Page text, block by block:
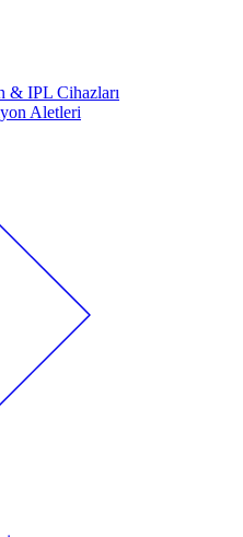
& IPL Cihazları
Aletleri